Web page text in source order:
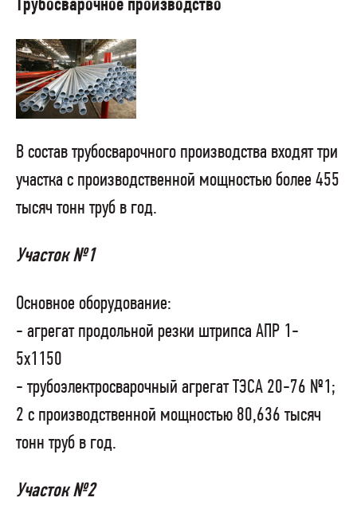
Трубосварочное производство
В состав трубосварочного производства входят три
участка с производственной мощностью более 455
тысяч тонн труб в год.
Участок №1
Основное оборудование:
- агрегат продольной резки штрипса АПР 1-
5x1150
- трубоэлектросварочный агрегат ТЭСА 20-76 №1;
2 с производственной мощностью 80,636 тысяч
тонн труб в год.
Участок №2